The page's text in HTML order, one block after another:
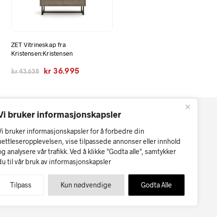
bruker informasjonskapsler
bruker informasjonskapsler for å forbedre din
vise tilpassede annonser eller innhold
analysere vår trafikk. Ved å klikke "Godta alle", samtykker
til vår bruk av informasjonskapsler
Tilpass Kun nødvendige Godta Alle
ZET Vitrineskap fra
Kristensen:Kristensen
kr43.638
Opprinnelig
kr 36.995
forekomme. Møbler på nett